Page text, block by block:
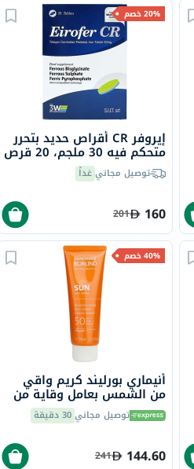
20% خصم
إيروفر CR أقراص حديد بتحرر
متحكم فيه 30 ملجم، 20 قرص
توصيل مجانيغداً
160
201
40% خصم
أنيماري بورليند كريم واقي
من الشمس بعامل وقاية من
الشمس 50 75 ملتوصيل مجاني30 دقيقة
144.60
241